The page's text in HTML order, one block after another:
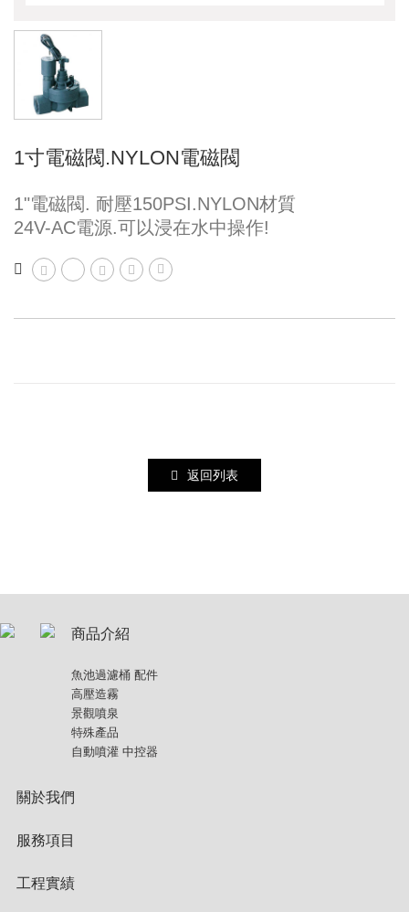
1寸電磁閥.NYLON電磁閥
1"電磁閥. 耐壓150PSI.NYLON材質
24V-AC電源.可以浸在水中操作!
返回列表
商品介紹
魚池過濾桶 配件
高壓造霧
景觀噴泉
特殊產品
自動噴灌 中控器
關於我們
服務項目
工程實績